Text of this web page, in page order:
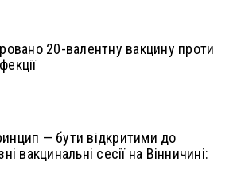
20-валентну вакцину проти
— бути відкритими до
вакцинальні сесії на Вінничині: